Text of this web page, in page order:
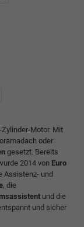
Motor. Mit
oder
gesetzt. Bereits
2014 von Euro
Assistenz- und
, die
und die
und sicher